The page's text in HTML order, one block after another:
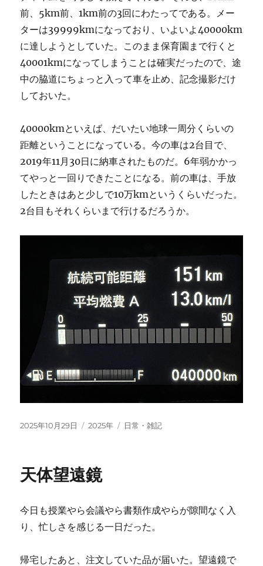
前、5km前、1km前の3回にわたってである。メー
ターは39999kmになっており、いよいよ40000km
に達しようとしていた。このまま保育園まで行くと
40001kmになってしまうことは確実だったので、途
中の脇道にちょっと入って車を止め、記念撮影だけ
しておいた。
40000kmといえば、だいたい地球一周分くらいの
距離ということになっている。今の車は2台目で、
2019年11月30日に納車されたものだ。6年弱かかっ
てやっと一回りできたことになる。前の車は、手放
したときはあと少しで10万kmというくらいだった。
2台目もそれくらいまで行けるだろうか。
投
2025年10月29日
カ
ー
2025年
タ
日常・雑記
天体望遠鏡
今日も授業やら会議やら書類作成やらが隙間なく入
り、忙しさを感じる一日だった。
帰宅したあと、注文していた品が届いた。望遠鏡で